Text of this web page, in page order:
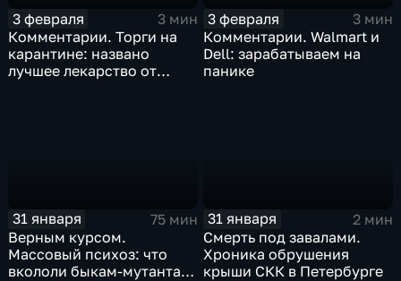
3 февраля
3 мин
Комментарии. Торги на
карантине: названо
лучшее лекарство от
3 февраля
3 мин
Комментарии. Walmart и
Dell: зарабатываем на
панике
31 января
75 мин
Верным курсом.
Массовый психоз: что
вкололи быкам-мутантам,
31 января
2 мин
Смерть под завалами.
Хроника обрушения
крыши СКК в Петербурге